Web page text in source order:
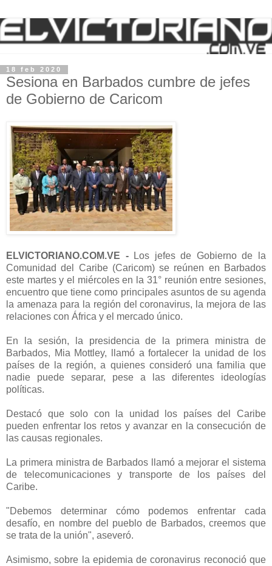
18 feb 2020
Sesiona en Barbados cumbre de jefes
de Gobierno de Caricom
ELVICTORIANO.COM.VE -
Los jefes de Gobierno de la
Comunidad del Caribe (Caricom) se reúnen en Barbados
este martes y el miércoles en la 31° reunión entre sesiones,
encuentro que tiene como principales asuntos de su agenda
la amenaza para la región del coronavirus, la mejora de las
relaciones con África y el mercado único.
En la sesión, la presidencia de la primera ministra de
Barbados, Mia Mottley, llamó a fortalecer la unidad de los
países de la región, a quienes consideró una familia que
nadie puede separar, pese a las diferentes ideologías
políticas.
Destacó que solo con la unidad los países del Caribe
pueden enfrentar los retos y avanzar en la consecución de
las causas regionales.
La primera ministra de Barbados llamó a mejorar el sistema
de telecomunicaciones y transporte de los países del
Caribe.
"Debemos determinar cómo podemos enfrentar cada
desafío, en nombre del pueblo de Barbados, creemos que
se trata de la unión", aseveró.
Asimismo, sobre la epidemia de coronavirus reconoció que